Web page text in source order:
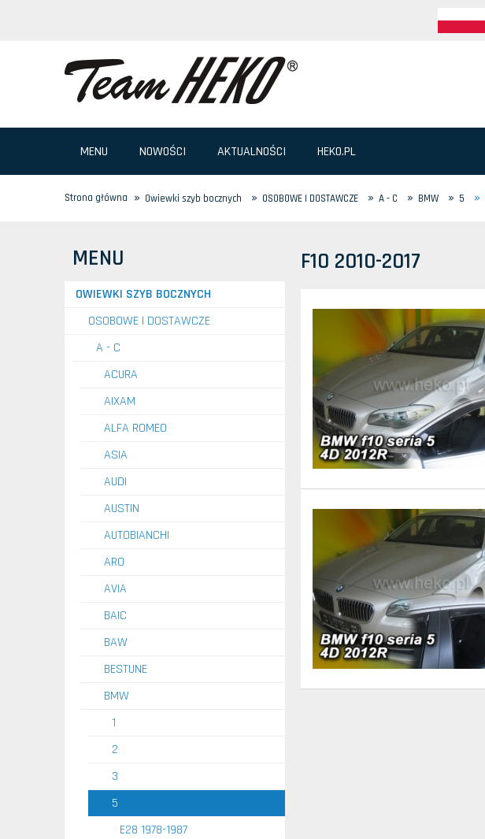
MENU NOWOŚCI AKTUALNOŚCI HEKO.PL
Strona główna » Owiewki szyb bocznych » OSOBOWE I DOSTAWCZE » A - C » BMW » 5 »
MENU
OWIEWKI SZYB BOCZNYCH
OSOBOWE I DOSTAWCZE
A - C
ACURA
AIXAM
ALFA ROMEO
ASIA
AUDI
AUSTIN
AUTOBIANCHI
ARO
AVIA
BAIC
BAW
BESTUNE
BMW
1
2
3
5
E28 1978-1987
F10 2010-2017